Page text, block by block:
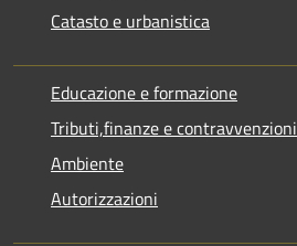
Catasto e urbanistica
Educazione e formazione
Tributi,finanze e contravvenzioni
Ambiente
Autorizzazioni